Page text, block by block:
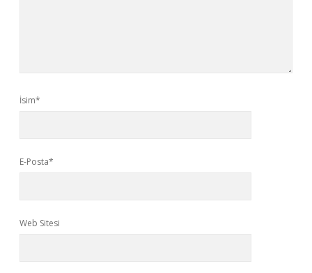
İsim*
E-Posta*
Web Sitesi